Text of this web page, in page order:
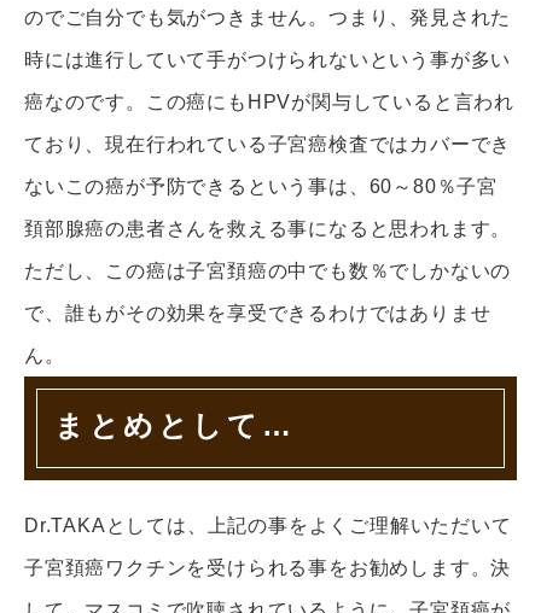
のでご自分でも気がつきません。つまり、発見された
時には進行していて手がつけられないという事が多い
癌なのです。この癌にもHPVが関与していると言われ
ており、現在行われている子宮癌検査ではカバーでき
ないこの癌が予防できるという事は、60～80％子宮
頚部腺癌の患者さんを救える事になると思われます。
ただし、この癌は子宮頚癌の中でも数％でしかないの
で、誰もがその効果を享受できるわけではありませ
ん。
まとめとして…
Dr.TAKAとしては、上記の事をよくご理解いただいて
子宮頚癌ワクチンを受けられる事をお勧めします。決